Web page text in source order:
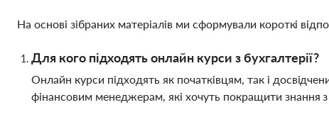
На основі зібраних матеріалів ми сформували короткі
Для кого підходять онлайн курси з бухгалтерії?
Онлайн курси підходять як початківцям, так і
фінансовим менеджерам, які хочуть покращити знання